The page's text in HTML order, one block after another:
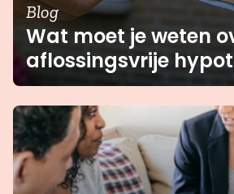
Blog
Wat moet je weten
aflossingsvrije